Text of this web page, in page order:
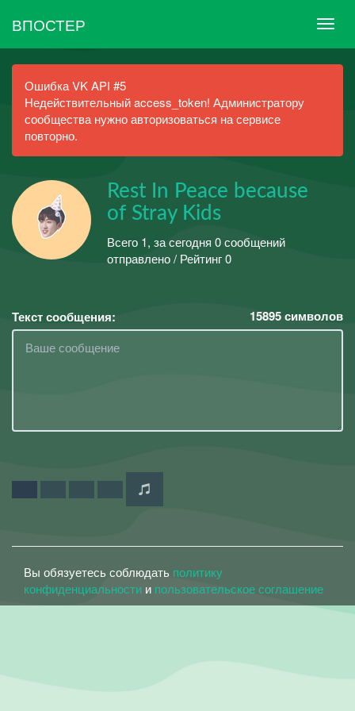
ВПОСТЕР
Ошибка VK API #5
Недействительный access_token! Администратору
сообщества нужно авторизоваться на сервисе
повторно.
Rest In Peace because
of Stray Kids
Всего 1, за сегодня 0 сообщений
отправлено / Рейтинг 0
Текст сообщения: 15895символов
Вы обязуетесь соблюдать политику
конфиденциальности и пользовательское соглашение